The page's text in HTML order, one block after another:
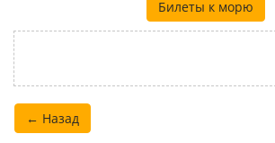
Билеты к морю
← Назад